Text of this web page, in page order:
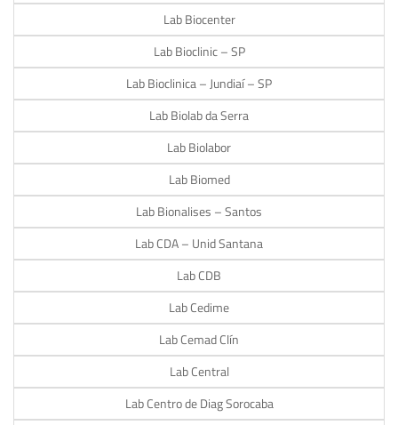
Lab Biocenter
Lab Bioclinic – SP
Lab Bioclinica – Jundiaí – SP
Lab Biolab da Serra
Lab Biolabor
Lab Biomed
Lab Bionalises – Santos
Lab CDA – Unid Santana
Lab CDB
Lab Cedime
Lab Cemad Clín
Lab Central
Lab Centro de Diag Sorocaba